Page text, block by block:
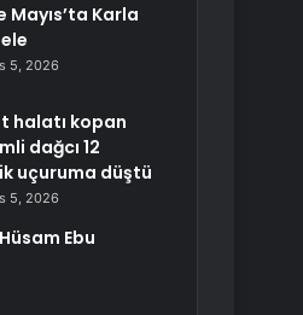
Mayıs’ta Karla
5, 2026
halatı kopan
dağcı 12
uçuruma düştü
5, 2026
Ebu